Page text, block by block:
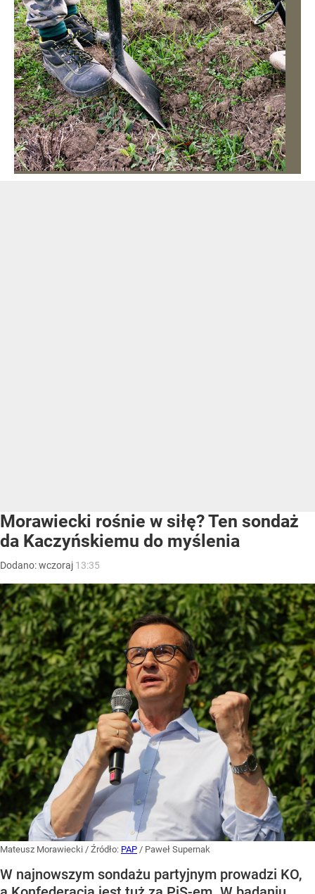
Morawiecki rośnie w siłę? Ten sondaż
da Kaczyńskiemu do myślenia
Dodano:wczoraj 13:35
Mateusz Morawiecki / Źródło: PAP / Paweł Supernak
W najnowszym sondażu partyjnym prowadzi KO,